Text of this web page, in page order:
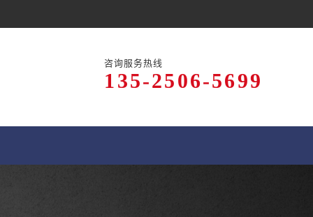
咨询服务热线
135-2506-5699